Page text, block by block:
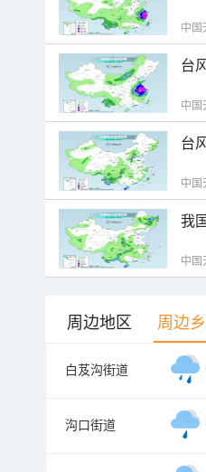
中国
台
中国
台
中国
我
中国
周边地区 周边
白芨沟街道
沟口街道